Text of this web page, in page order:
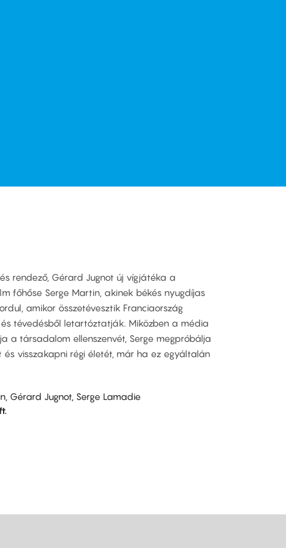
rendező, Gérard Jugnot új vígjátéka a
főhőse Serge Martin, akinek békés nyugdíjas
amikor összetévesztik Franciaország
tévedésből letartóztatják. Miközben a média
a társadalom ellenszenvét, Serge megpróbálja
visszakapni régi életét, már ha ez egyáltalán
Gérard Jugnot, Serge Lamadie